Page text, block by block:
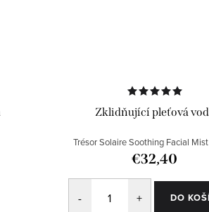
Zklidňující pleťová
Trésor Solaire Soothing Facial
€32,40
DO